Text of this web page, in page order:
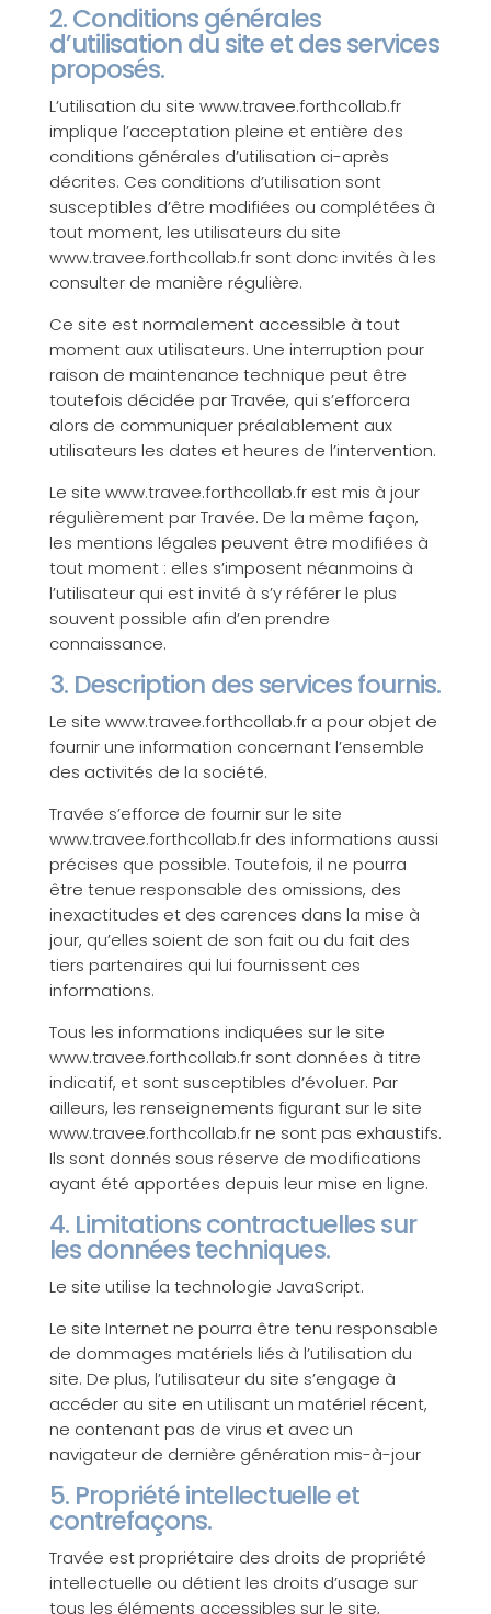
2. Conditions générales
d’utilisation du site et des services
proposés.
L’utilisation du site www.travee.forthcollab.fr
implique l’acceptation pleine et entière des
conditions générales d’utilisation ci-après
décrites. Ces conditions d’utilisation sont
susceptibles d’être modifiées ou complétées à
tout moment, les utilisateurs du site
www.travee.forthcollab.fr sont donc invités à les
consulter de manière régulière.
Ce site est normalement accessible à tout
moment aux utilisateurs. Une interruption pour
raison de maintenance technique peut être
toutefois décidée par Travée, qui s’efforcera
alors de communiquer préalablement aux
utilisateurs les dates et heures de l’intervention.
Le site www.travee.forthcollab.fr est mis à jour
régulièrement par Travée. De la même façon,
les mentions légales peuvent être modifiées à
tout moment : elles s’imposent néanmoins à
l’utilisateur qui est invité à s’y référer le plus
souvent possible afin d’en prendre
connaissance.
3. Description des services fournis.
Le site www.travee.forthcollab.fr a pour objet de
fournir une information concernant l’ensemble
des activités de la société.
Travée s’efforce de fournir sur le site
www.travee.forthcollab.fr des informations aussi
précises que possible. Toutefois, il ne pourra
être tenue responsable des omissions, des
inexactitudes et des carences dans la mise à
jour, qu’elles soient de son fait ou du fait des
tiers partenaires qui lui fournissent ces
informations.
Tous les informations indiquées sur le site
www.travee.forthcollab.fr sont données à titre
indicatif, et sont susceptibles d’évoluer. Par
ailleurs, les renseignements figurant sur le site
www.travee.forthcollab.fr ne sont pas exhaustifs.
Ils sont donnés sous réserve de modifications
ayant été apportées depuis leur mise en ligne.
4. Limitations contractuelles sur
les données techniques.
Le site utilise la technologie JavaScript.
Le site Internet ne pourra être tenu responsable
de dommages matériels liés à l’utilisation du
site. De plus, l’utilisateur du site s’engage à
accéder au site en utilisant un matériel récent,
ne contenant pas de virus et avec un
navigateur de dernière génération mis-à-jour
5. Propriété intellectuelle et
contrefaçons.
Travée est propriétaire des droits de propriété
intellectuelle ou détient les droits d’usage sur
tous les éléments accessibles sur le site,